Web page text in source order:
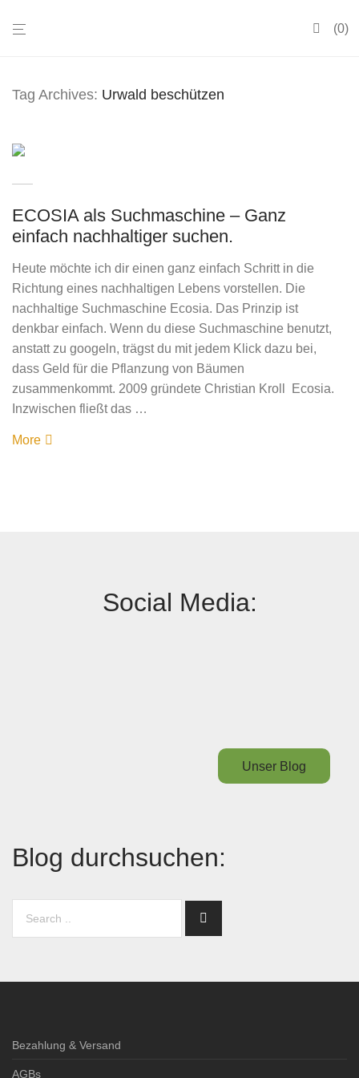
0
Tag Archives: Urwald beschützen
ECOSIA als Suchmaschine – Ganz
einfach nachhaltiger suchen.
Heute möchte ich dir einen ganz einfach Schritt in die
Richtung eines nachhaltigen Lebens vorstellen. Die
nachhaltige Suchmaschine Ecosia. Das Prinzip ist
denkbar einfach. Wenn du diese Suchmaschine benutzt,
anstatt zu googeln, trägst du mit jedem Klick dazu bei,
dass Geld für die Pflanzung von Bäumen
zusammenkommt. 2009 gründete Christian Kroll Ecosia.
Inzwischen fließt das …
More
Social Media:
Unser Blog
Blog durchsuchen:
Bezahlung & Versand
AGBs